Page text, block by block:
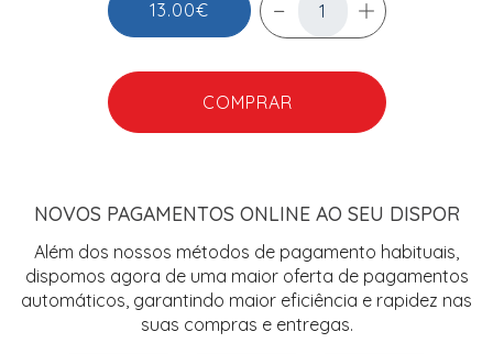
13.00€
COMPRAR
NOVOS PAGAMENTOS ONLINE AO SEU DISPOR
Além dos nossos métodos de pagamento habituais,
dispomos agora de uma maior oferta de pagamentos
automáticos, garantindo maior eficiência e rapidez nas
suas compras e entregas.